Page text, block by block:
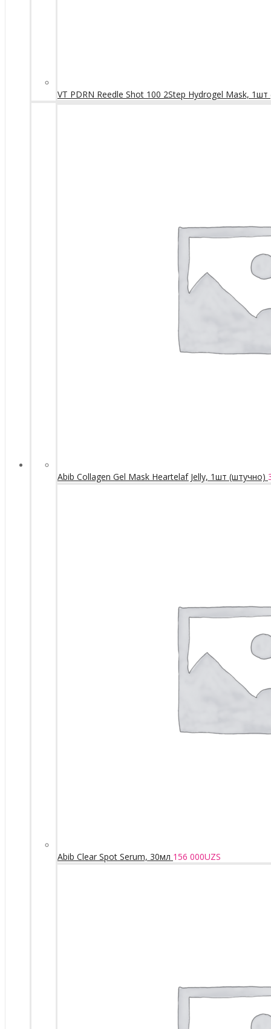
VT PDRN Reedle Shot 100 2Step Hydrogel Mask,
Abib Collagen Gel Mask Heartelaf Jelly, 1шт (штучно)
Abib Clear Spot Serum, 30мл 156 000UZS